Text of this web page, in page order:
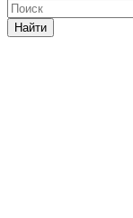
Найти